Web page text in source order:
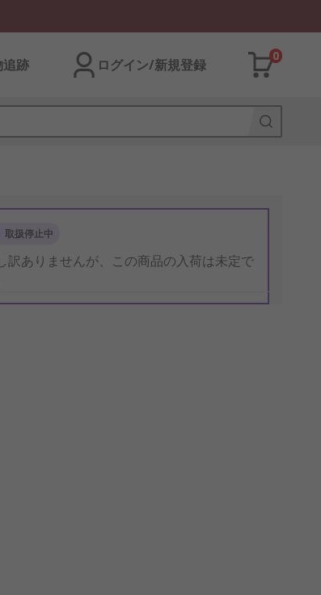
跡 ログイン/新規登録
0
取扱停止中
訳ありませんが、この商品の入荷は未定で